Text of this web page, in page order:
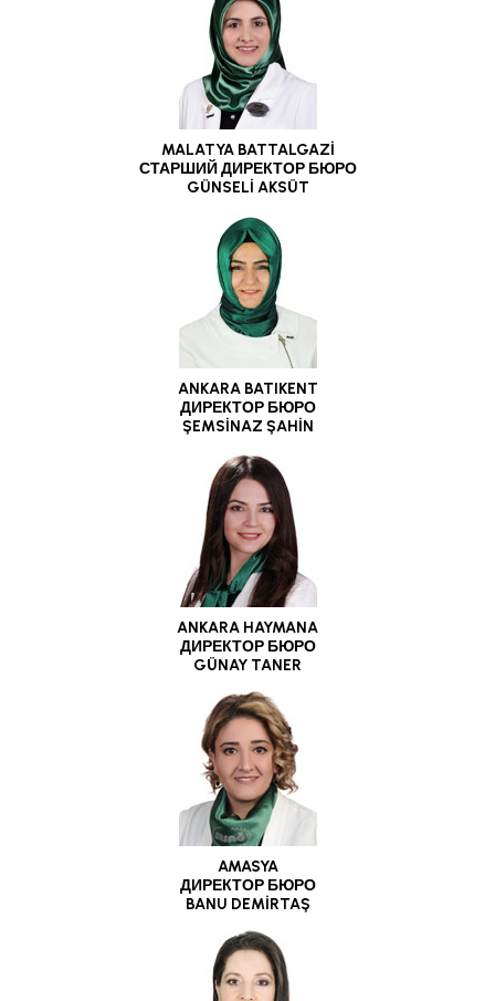
MALATYA BATTALGAZİ
СТАРШИЙ ДИРЕКТОР БЮРО
GÜNSELİ AKSÜT
ANKARA BATIKENT
ДИРЕКТОР БЮРО
ŞEMSİNAZ ŞAHİN
ANKARA HAYMANA
ДИРЕКТОР БЮРО
GÜNAY TANER
AMASYA
ДИРЕКТОР БЮРО
BANU DEMİRTAŞ